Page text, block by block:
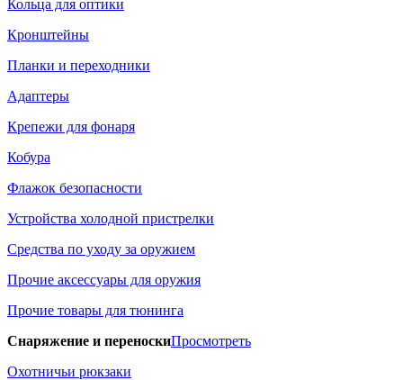
Кольца для оптики
Кронштейны
Планки и переходники
Адаптеры
Крепежи для фонаря
Кобура
Флажок безопасности
Устройства холодной пристрелки
Средства по уходу за оружием
Прочие аксессуары для оружия
Прочие товары для тюнинга
Снаряжение и переноскиПросмотреть
Охотничьи рюкзаки